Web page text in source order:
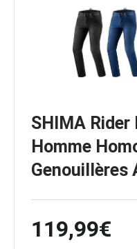
SHIMA
Homme
Genouillères
119,99€